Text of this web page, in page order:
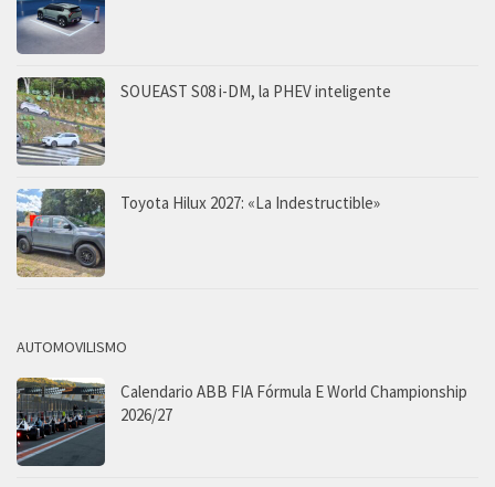
SOUEAST S08 i-DM, la PHEV inteligente
Toyota Hilux 2027: «La Indestructible»
AUTOMOVILISMO
Calendario ABB FIA Fórmula E World Championship
2026/27